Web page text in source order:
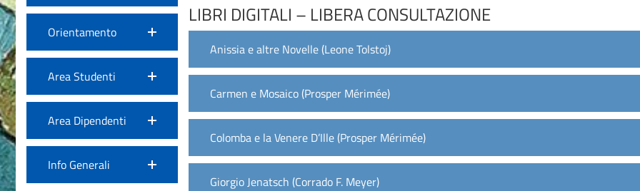
Orientamento
Area Studenti
Area Dipendenti
Info Generali
LIBRI DIGITALI – LIBERA CONSULTAZIONE
Anissia e altre Novelle (Leone Tolstoj)
Carmen e Mosaico (Prosper Mérimée)
Colomba e la Venere D’Ille (Prosper Mérimée)
Giorgio Jenatsch (Corrado F. Meyer)